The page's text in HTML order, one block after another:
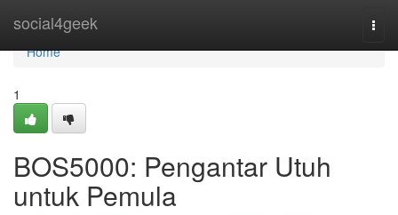
social4geek
Home
Home
1
BOS5000: Pengantar Utuh
untuk Pemula